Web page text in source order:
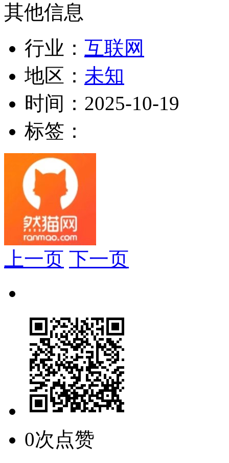
其他信息
行业： 互联网
地区： 未知
时间： 2025-10-19
标签：
上一页 下一页
0次点赞